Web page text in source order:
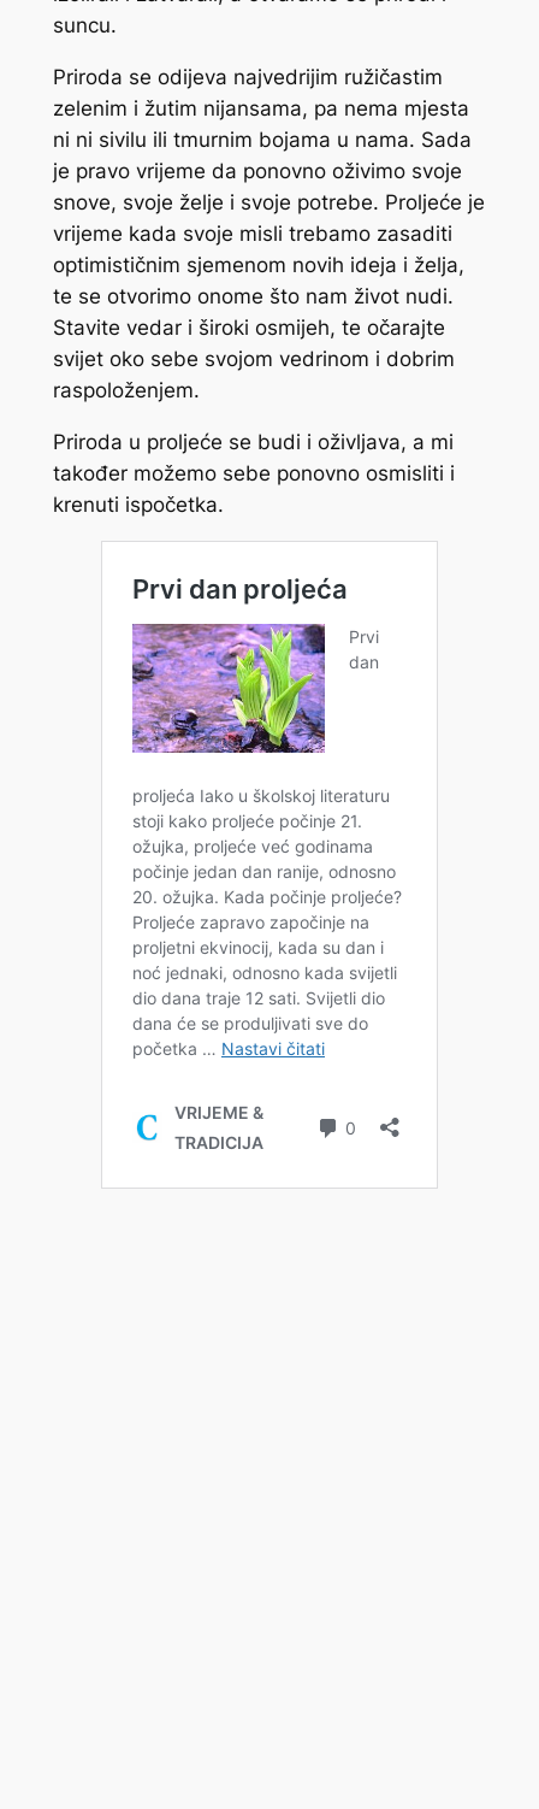
suncu.
Priroda se odijeva najvedrijim ružičastim
zelenim i žutim nijansama, pa nema mjesta
ni ni sivilu ili tmurnim bojama u nama. Sada
je pravo vrijeme da ponovno oživimo svoje
snove, svoje želje i svoje potrebe. Proljeće je
vrijeme kada svoje misli trebamo zasaditi
optimističnim sjemenom novih ideja i želja,
te se otvorimo onome što nam život nudi.
Stavite vedar i široki osmijeh, te očarajte
svijet oko sebe svojom vedrinom i dobrim
raspoloženjem.
Priroda u proljeće se budi i oživljava, a mi
također možemo sebe ponovno osmisliti i
krenuti ispočetka.